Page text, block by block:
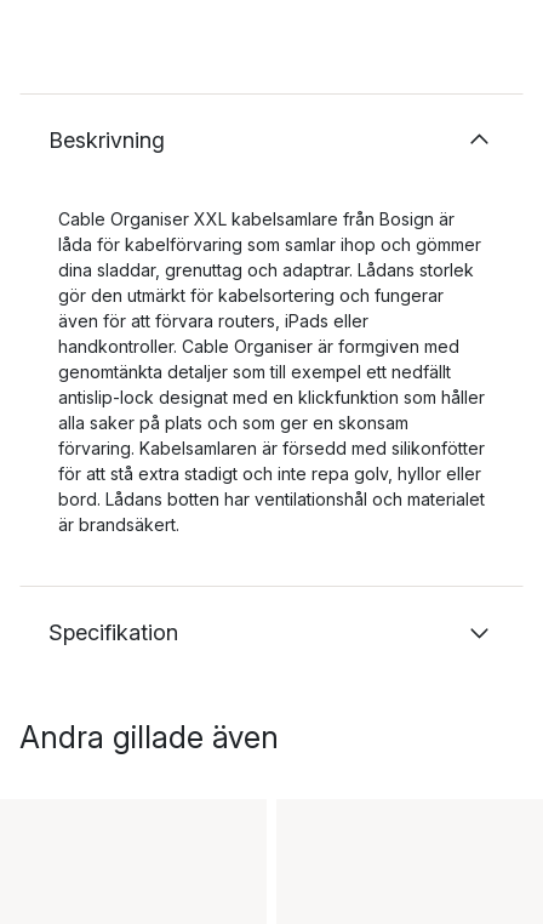
Beskrivning
Cable Organiser XXL kabelsamlare från Bosign är
låda för kabelförvaring som samlar ihop och gömmer
dina sladdar, grenuttag och adaptrar. Lådans storlek
gör den utmärkt för kabelsortering och fungerar
även för att förvara routers, iPads eller
handkontroller. Cable Organiser är formgiven med
genomtänkta detaljer som till exempel ett nedfällt
antislip-lock designat med en klickfunktion som håller
alla saker på plats och som ger en skonsam
förvaring. Kabelsamlaren är försedd med silikonfötter
för att stå extra stadigt och inte repa golv, hyllor eller
bord. Lådans botten har ventilationshål och materialet
är brandsäkert.
Specifikation
Andra gillade även